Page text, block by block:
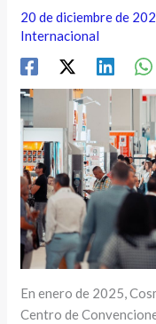
20 de diciembre de
Internacional
En enero de 2025,
Centro de